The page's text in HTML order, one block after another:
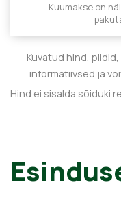
Kuumakse on
Kuvatud hind,
informatiivsed ja
Hind ei sisalda sõiduki